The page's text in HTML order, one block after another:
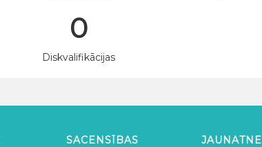
0
Diskvalifikācijas
SACENSĪBAS JAUNATNE